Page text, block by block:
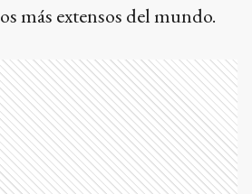
más extensos del mundo.